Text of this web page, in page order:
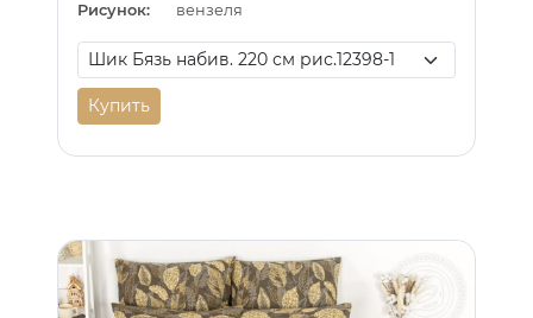
Рисунок:
вензеля
Купить